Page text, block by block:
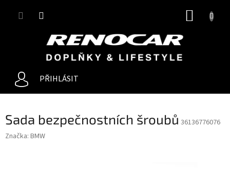
PŘIHLÁSIT
Sada bezpečnostních šroubů 36136776076
Značka: BMW